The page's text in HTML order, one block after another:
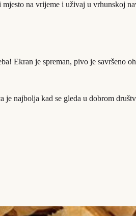
na vrijeme i uživaj u vrhunskoj
Ekran je spreman, pivo je savršeno
je najbolja kad se gleda u dobrom